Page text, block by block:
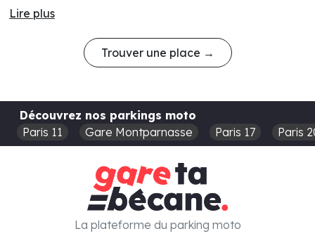
Lire plus
Trouver une place →
Découvrez nos parkings moto
Paris 11
Gare Montparnasse Paris 17 Paris
La plateforme du parking moto